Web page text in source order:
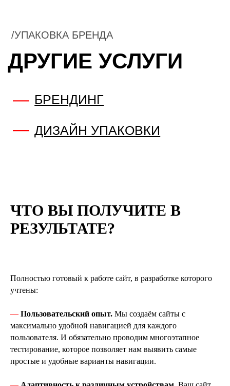
ЧТО ВЫ ПОЛУЧИТЕ В
РЕЗУЛЬТАТЕ?
Полностью готовый к работе сайт, в разработке которого
учтены:
— Пользовательский опыт. Мы создаём сайты с
максимально удобной навигацией для каждого
пользователя. И обязательно проводим многоэтапное
тестирование, которое позволяет нам выявить самые
простые и удобные варианты навигации.
ПРИМЕРЫ
КЕЙСОВ
СВАДЕБНЫЙ ПРОЕКТ
ЦМТ МОСКВА
создали современный образ
бренда и повысили узнаваемость
в сфере свадебной индустрии